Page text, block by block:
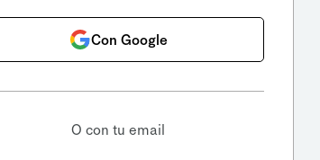
Con Google
O con tu email